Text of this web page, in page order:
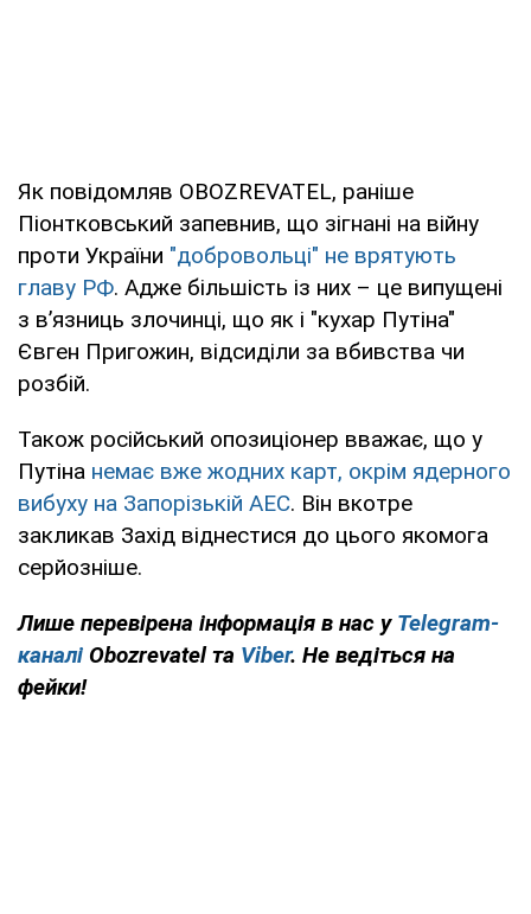
Як повідомляв OBOZREVATEL, раніше
Піонтковський запевнив, що зігнані на війну
проти України "добровольці" не врятують
главу РФ. Адже більшість із них – це випущені
з в’язниць злочинці, що як і "кухар Путіна"
Євген Пригожин, відсиділи за вбивства чи
розбій.
Також російський опозиціонер вважає, що у
Путіна немає вже жодних карт, окрім ядерного
вибуху на Запорізькій АЕС. Він вкотре
закликав Захід віднестися до цього якомога
серйозніше.
Лише перевірена інформація в нас у Telegram-
каналі Obozrevatel та Viber. Не ведіться на
фейки!